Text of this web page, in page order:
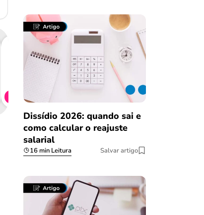
Salvar Ferramenta
Dissídio 2026: quando sai e
como calcular o reajuste
salarial
16 min Leitura Salvar artigo